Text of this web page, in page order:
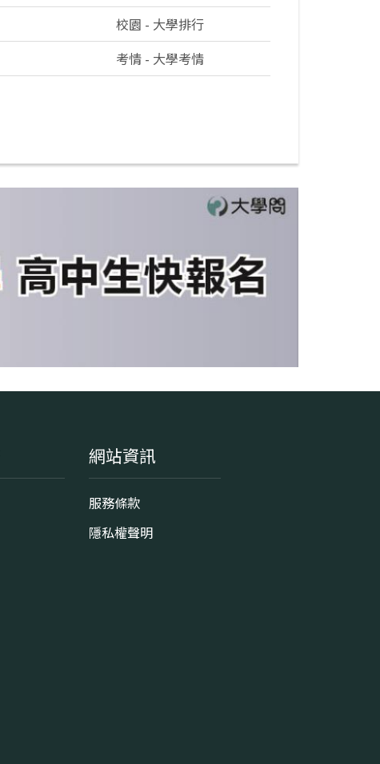
校園 - 大學排行
考情 - 大學考情
網站資訊
服務條款
隱私權聲明